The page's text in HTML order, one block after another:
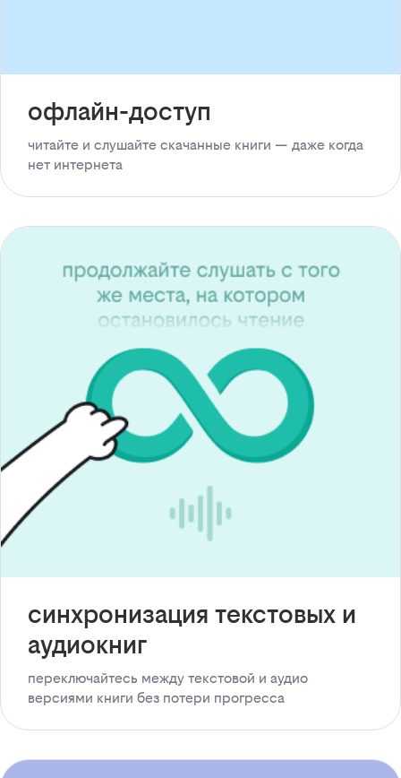
офлайн-доступ
читайте и слушайте скачанные книги — даже когда
нет интернета
синхронизация текстовых и
аудиокниг
переключайтесь между текстовой и аудио
версиями книги без потери прогресса